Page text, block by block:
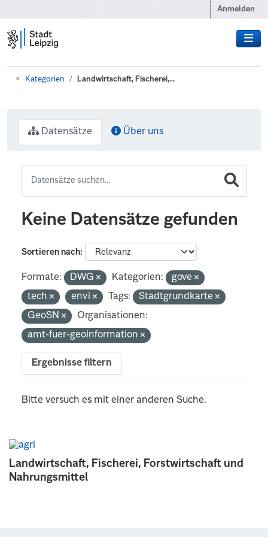
Anmelden
Kategorien Landwirtschaft, Fischerei,...
Landwirtschaft, Fischerei, Forstwirtschaft und
Nahrungsmittel
Datensätze Über uns
Keine Datensätze gefunden
Sortieren nach
Formate: DWG Kategorien:
gove
tech
envi Tags:
Stadtgrundkarte
GeoSN
Organisationen:
amt-fuer-geoinformation
Ergebnisse filtern
Bitte versuch es mit einer anderen Suche.